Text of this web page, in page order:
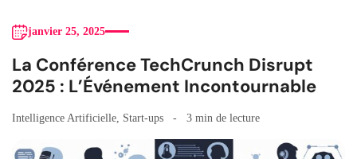
janvier 25, 2025
La Conférence TechCrunch Disrupt
2025 : L’Événement Incontournable
Intelligence Artificielle Start-ups 3 min de lecture